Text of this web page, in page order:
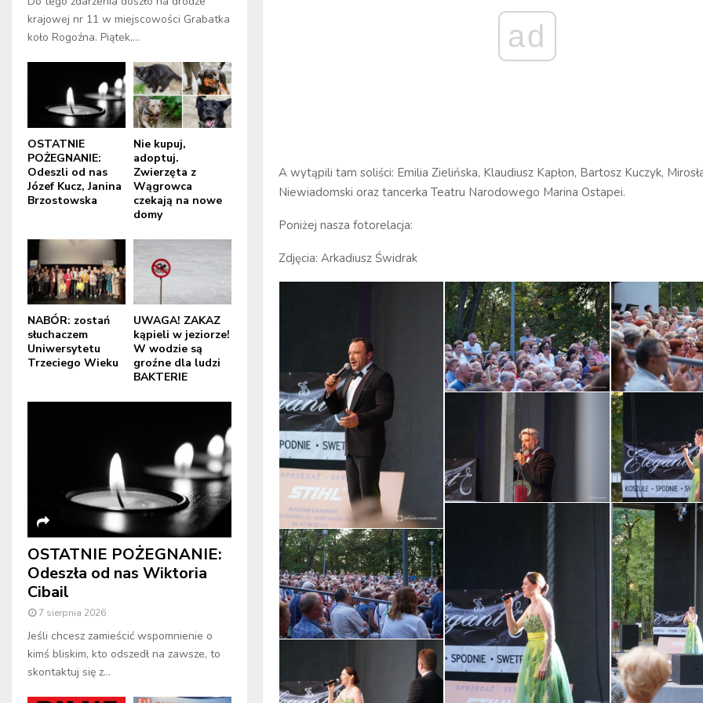
ad
A wytąpili tam soliści: Emilia Zielińska, Klaudiusz Kapłon, Bartosz Kuczyk,
Niewiadomski oraz tancerka Teatru Narodowego Marina Ostapei.
Poniżej nasza fotorelacja:
Zdjęcia: Arkadiusz Świdrak
krajowej nr 11 w miejscowości Grabatka
koło Rogoźna. Piątek,...
OSTATNIE
POŻEGNANIE:
Odeszli od nas
Józef Kucz, Janina
Brzostowska
Nie kupuj,
adoptuj.
Zwierzęta z
Wągrowca
czekają na nowe
domy
NABÓR: zostań
słuchaczem
Uniwersytetu
Trzeciego Wieku
UWAGA! ZAKAZ
kąpieli w jeziorze!
W wodzie są
groźne dla ludzi
BAKTERIE
OSTATNIE POŻEGNANIE:
Odeszła od nas Wiktoria
Cibail
7 sierpnia 2026
Jeśli chcesz zamieścić wspomnienie o
kimś bliskim, kto odszedł na zawsze, to
skontaktuj się z...